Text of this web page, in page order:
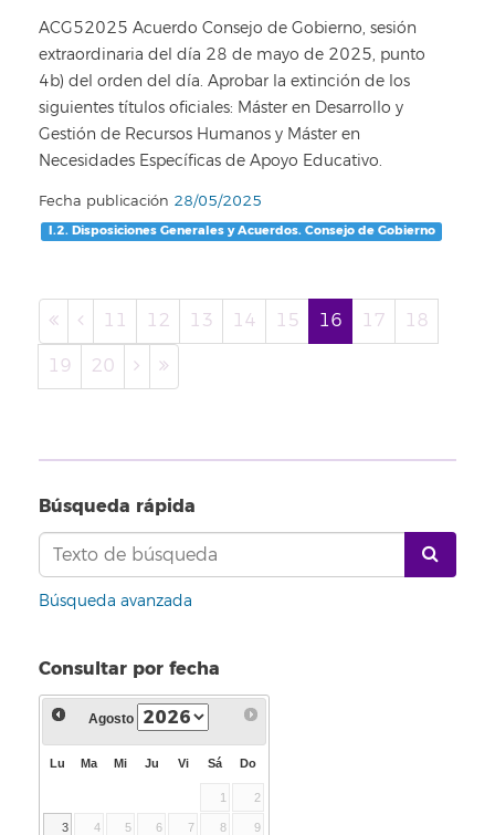
ACG52025 Acuerdo Consejo de Gobierno, sesión
extraordinaria del día 28 de mayo de 2025, punto
4b) del orden del día. Aprobar la extinción de los
siguientes títulos oficiales: Máster en Desarrollo y
Gestión de Recursos Humanos y Máster en
Necesidades Específicas de Apoyo Educativo.
Fecha publicación 28/05/2025
I.2. Disposiciones Generales y Acuerdos. Consejo de Gobierno
11 12 13 14 15 16 17 18
19 20
Búsqueda rápida
Búsqueda avanzada
Consultar por fecha
Agosto
Lu Ma Mi Ju Vi Sá Do
1 2
3 4 5 6 7 8 9